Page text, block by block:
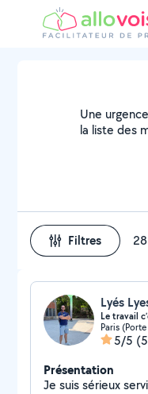
Une
la liste des
Filtres
Lyés
Le travail
Paris
5/5
Présentation